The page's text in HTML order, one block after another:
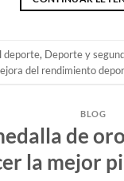
deporte, Deporte y
del rendimiento
BLOG
de
la mejor